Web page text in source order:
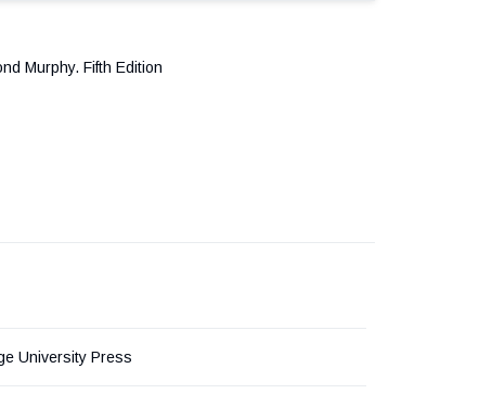
Murphy. Fifth Edition
University Press